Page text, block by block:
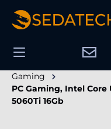
principal
Gaming
PC Gaming, Intel Core
5060Ti 16Gb